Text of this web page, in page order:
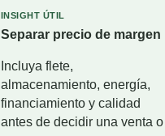
INSIGHT ÚTIL
Separar precio de margen
Incluya flete,
almacenamiento, energía,
financiamiento y calidad
antes de decidir una venta o